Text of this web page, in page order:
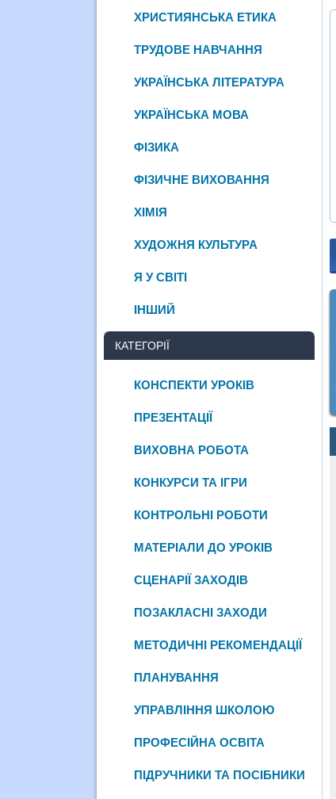
ХРИСТИЯНСЬКА ЕТИКА
ТРУДОВЕ НАВЧАННЯ
УКРАЇНСЬКА ЛІТЕРАТУРА
УКРАЇНСЬКА МОВА
ФІЗИКА
ФІЗИЧНЕ ВИХОВАННЯ
ХІМІЯ
ХУДОЖНЯ КУЛЬТУРА
Я У СВІТІ
ІНШИЙ
КАТЕГОРІЇ
КОНСПЕКТИ УРОКІВ
ПРЕЗЕНТАЦІЇ
ВИХОВНА РОБОТА
КОНКУРСИ ТА ІГРИ
КОНТРОЛЬНІ РОБОТИ
МАТЕРІАЛИ ДО УРОКІВ
СЦЕНАРІЇ ЗАХОДІВ
ПОЗАКЛАСНІ ЗАХОДИ
МЕТОДИЧНІ РЕКОМЕНДАЦІЇ
ПЛАНУВАННЯ
УПРАВЛІННЯ ШКОЛОЮ
ПРОФЕСІЙНА ОСВІТА
ПІДРУЧНИКИ ТА ПОСІБНИКИ